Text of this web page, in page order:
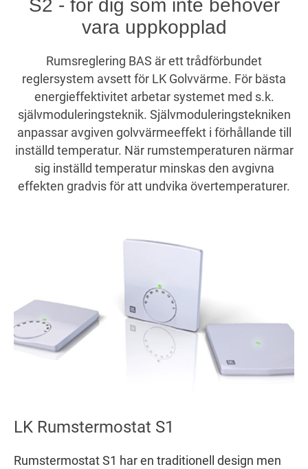
S2 - för dig som inte behöver
vara uppkopplad
Rumsreglering BAS är ett trådförbundet
reglersystem avsett för LK Golvvärme. För bästa
energieffektivitet arbetar systemet med s.k.
självmoduleringsteknik. Självmoduleringstekniken
anpassar avgiven golvvärmeeffekt i förhållande till
inställd temperatur. När rumstemperaturen närmar
sig inställd temperatur minskas den avgivna
effekten gradvis för att undvika övertemperaturer.
LK Rumstermostat S1
Rumstermostat S1 har en traditionell design men